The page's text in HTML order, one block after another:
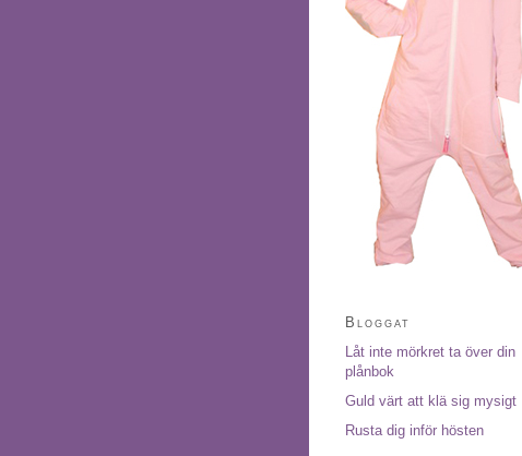
Bloggat
Låt inte mörkret ta över din
plånbok
Guld värt att klä sig mysigt
Rusta dig inför hösten